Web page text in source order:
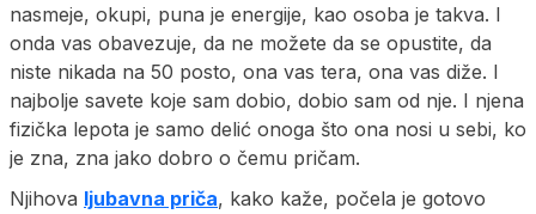
nasmeje, okupi, puna je energije, kao osoba je takva. I
onda vas obavezuje, da ne možete da se opustite, da
niste nikada na 50 posto, ona vas tera, ona vas diže. I
najbolje savete koje sam dobio, dobio sam od nje. I njena
fizička lepota je samo delić onoga što ona nosi u sebi, ko
je zna, zna jako dobro o čemu pričam.
Njihova ljubavna priča, kako kaže, počela je gotovo